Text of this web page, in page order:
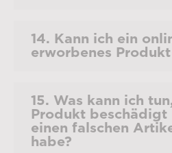
14. Kann ich ein
erworbenes
15. Was kann ich
Produkt beschädigt
einen falschen
habe?